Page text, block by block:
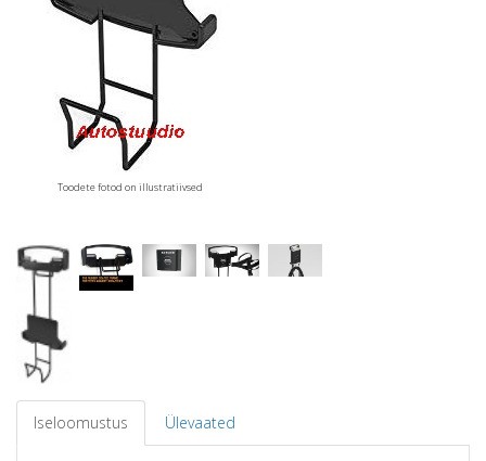
Toodete fotod on illustratiivsed
Iseloomustus Ülevaated